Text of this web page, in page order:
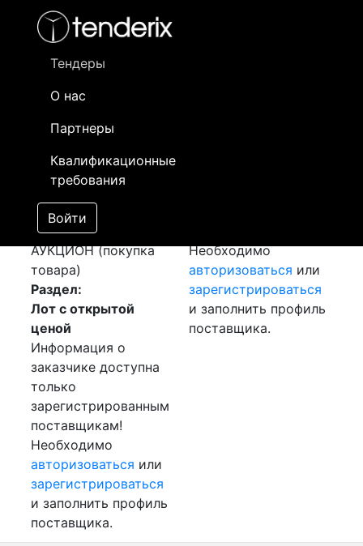
Тендеры
О нас
Партнеры
Квалификационные
требования
Войти
- активный лот
- сохраненный лот (не опубликован)
Закупка:
Калибровка
[Завершен]
Победитель выбран
Лот №:1028
АУКЦИОН (покупка
товара)
Раздел:
Лот с открытой
ценой
Информация о
заказчике доступна
только
зарегистрированным
поставщикам!
Необходимо
авторизоваться или
зарегистрироваться
и заполнить профиль
поставщика.
Необходимо
авторизоваться или
зарегистрироваться
и заполнить профиль
поставщика.